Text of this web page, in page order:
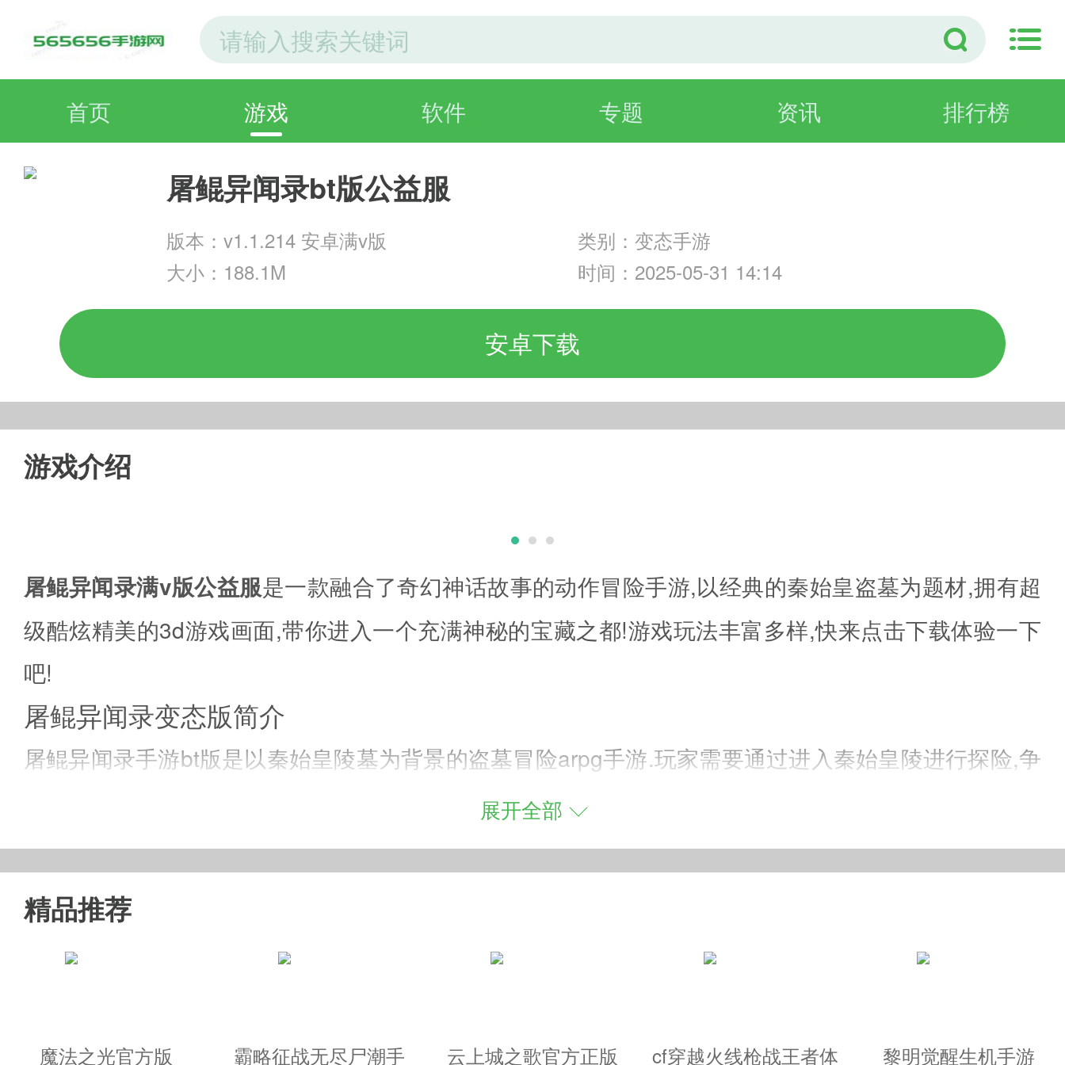
首页 游戏 软件 专题 资讯 排行榜
屠鲲异闻录bt版公益服
版本：v1.1.214 安卓满v版
类别：变态手游
大小：188.1M
时间：2025-05-31 14:14
安卓下载
游戏介绍
屠鲲异闻录满v版公益服是一款融合了奇幻神话故事的动作冒险手游,以经典的秦始皇盗墓为题材,拥有超
级酷炫精美的3d游戏画面,带你进入一个充满神秘的宝藏之都!游戏玩法丰富多样,快来点击下载体验一下
吧!
屠鲲异闻录变态版简介
屠鲲异闻录手游bt版是以秦始皇陵墓为背景的盗墓冒险arpg手游.玩家需要通过进入秦始皇陵进行探险,争
夺诸多稀世珍宝藏,也可以同时体验秦始皇陵的大气.游戏拥有超级华丽多样的武器衣服外观,酷炫的坐骑、
翅膀、称号、时装,带给您一个视觉盛宴.摇杆操作便捷,长时间操作无疲劳感,力求带给玩家超级爽快的PK
展开全部
精品推荐
魔法之光官方版
霸略征战无尽尸潮手
云上城之歌官方正版
cf穿越火线枪战王者体
黎明觉醒生机手游